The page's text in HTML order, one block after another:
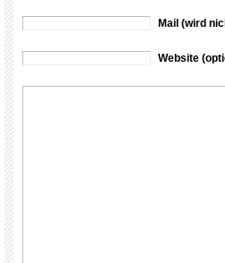
Mail (wird
Website